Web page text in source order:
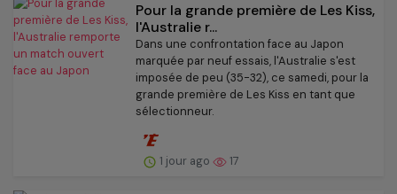
Pour la grande première de Les Kiss,
l'Australie r...
Dans une confrontation face au Japon
marquée par neuf essais, l'Australie s'est
imposée de peu (35-32), ce samedi, pour la
grande première de Les Kiss en tant que
sélectionneur.
1 jour ago 17